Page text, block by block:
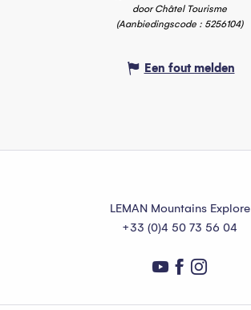
door Châtel Tourisme
(Aanbiedingscode : 5256104)
Een fout melden
LEMAN Mountains Explore
+33 (0)4 50 73 56 04